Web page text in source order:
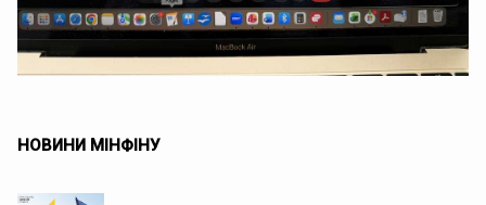
НОВИНИ МІНФІНУ